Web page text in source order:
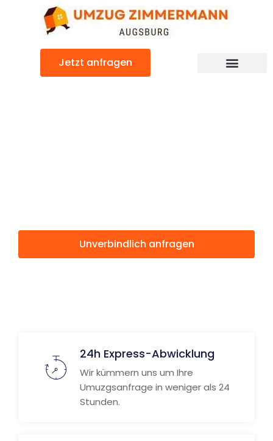
Jetzt anfragen
Unverbindlich anfragen
24h Express-Abwicklung
Wir kümmern uns um Ihre
Umuzgsanfrage in weniger als 24
Stunden.